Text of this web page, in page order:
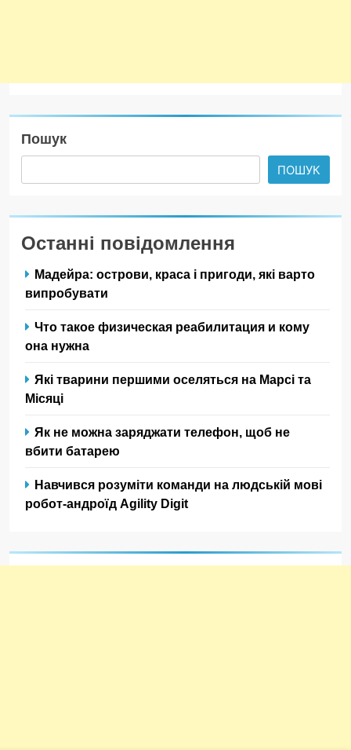
Пошук
ПОШУК
Останні повідомлення
Мадейра: острови, краса і пригоди, які варто
випробувати
Что такое физическая реабилитация и кому
она нужна
Які тварини першими оселяться на Марсі та
Місяці
Як не можна заряджати телефон, щоб не
вбити батарею
Навчився розуміти команди на людській мові
робот-андроїд Agility Digit